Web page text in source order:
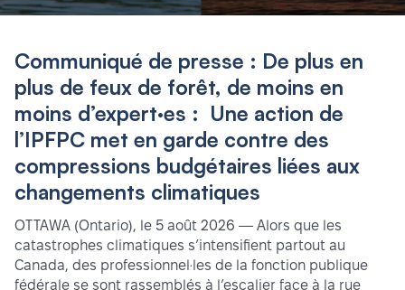
Communiqué de presse : De plus en
plus de feux de forêt, de moins en
moins d’expert·es : Une action de
l’IPFPC met en garde contre des
compressions budgétaires liées aux
changements climatiques
OTTAWA (Ontario), le 5 août 2026 — Alors que les
catastrophes climatiques s’intensifient partout au
Canada, des professionnel·les de la fonction publique
fédérale se sont rassemblés à l’escalier face à la rue